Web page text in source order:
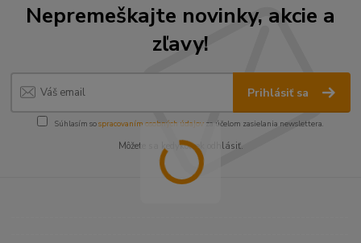
Nepremeškajte novinky, akcie a
zľavy!
Prihlásiť sa
Súhlasím sospracovaním osobných údajov za účelom zasielania newslettera.
Môžete sa kedykoľvek odhlásiť.